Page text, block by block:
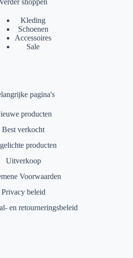
shoppen
Kleding
Schoenen
Accessoires
Sale
pagina's
producten
Best verkocht
producten
Uitverkoop
Voorwaarden
Privacy beleid
en retourneringsbeleid